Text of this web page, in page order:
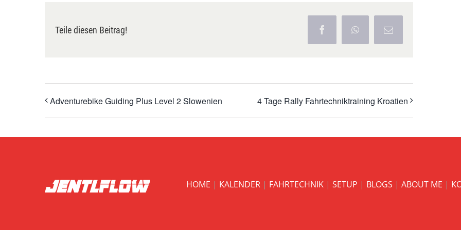
Teile diesen Beitrag! FacebookWhatsApp
E-
Mail
Adventurebike Guiding Plus Level 2 Slowenien 4 Tage Rally Fahrtechniktraining Kroatien
HOME | KALENDER | FAHRTECHNIK | SETUP | BLOGS | ABOUT ME |